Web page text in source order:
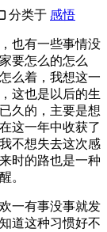
分类于 感悟
也有一些事情没
要怎么的怎么
么着，我想这一
这也是以后的生
久的，主要是想
这一年中收获了
不想失去这次感
时的路也是一种
。
一有事没事就发
道这种习惯好不